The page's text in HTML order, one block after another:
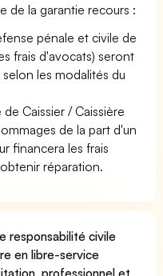
de la garantie recours :
pénale et civile de
frais d'avocats) seront
les modalités du
Caissier / Caissière
de la part d'un
financera les frais
réparation.
responsabilité civile
en libre-service
professionnel et